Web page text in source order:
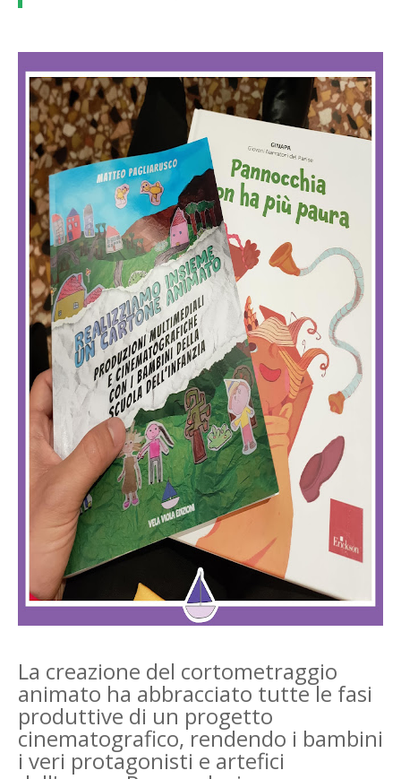
La creazione del cortometraggio
animato ha abbracciato tutte le fasi
produttive di un progetto
cinematografico, rendendo i bambini
i veri protagonisti e artefici